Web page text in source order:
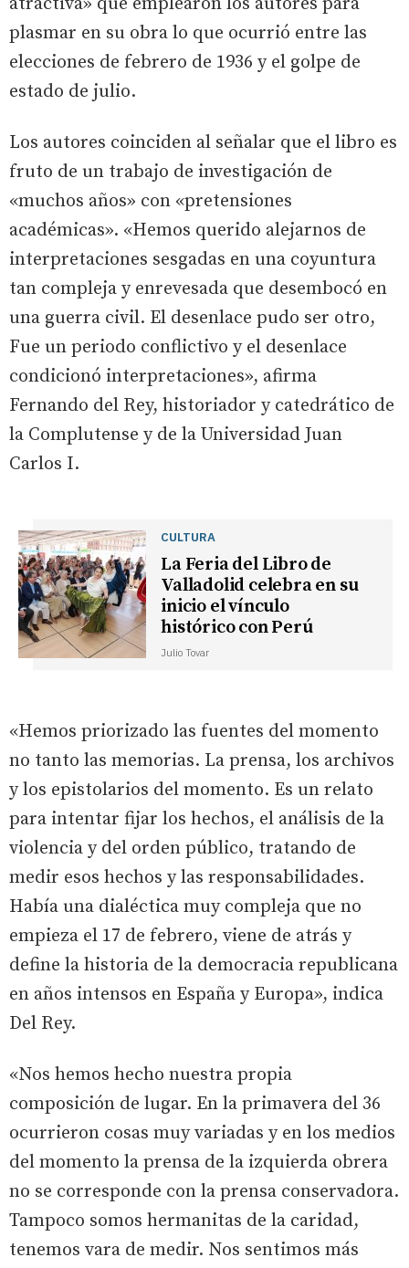
plasmar en su obra lo que ocurrió entre las
elecciones de febrero de 1936 y el golpe de
estado de julio.
Los autores coinciden al señalar que el libro es
fruto de un trabajo de investigación de
«muchos años» con «pretensiones
académicas». «Hemos querido alejarnos de
interpretaciones sesgadas en una coyuntura
tan compleja y enrevesada que desembocó en
una guerra civil. El desenlace pudo ser otro,
Fue un periodo conflictivo y el desenlace
condicionó interpretaciones», afirma
Fernando del Rey, historiador y catedrático de
la Complutense y de la Universidad Juan
Carlos I.
CULTURA
La Feria del Libro de
Valladolid celebra en su
inicio el vínculo
histórico con Perú
Julio Tovar
«Hemos priorizado las fuentes del momento
no tanto las memorias. La prensa, los archivos
y los epistolarios del momento. Es un relato
para intentar fijar los hechos, el análisis de la
violencia y del orden público, tratando de
medir esos hechos y las responsabilidades.
Había una dialéctica muy compleja que no
empieza el 17 de febrero, viene de atrás y
define la historia de la democracia republicana
en años intensos en España y Europa», indica
Del Rey.
«Nos hemos hecho nuestra propia
composición de lugar. En la primavera del 36
ocurrieron cosas muy variadas y en los medios
del momento la prensa de la izquierda obrera
no se corresponde con la prensa conservadora.
Tampoco somos hermanitas de la caridad,
tenemos vara de medir. Nos sentimos más